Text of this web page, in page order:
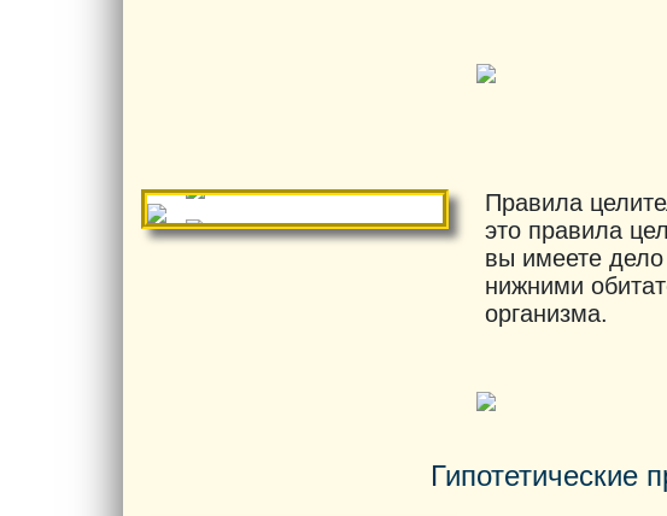
Правила
это правила
вы имеете
нижними
организма.
Гипотетические